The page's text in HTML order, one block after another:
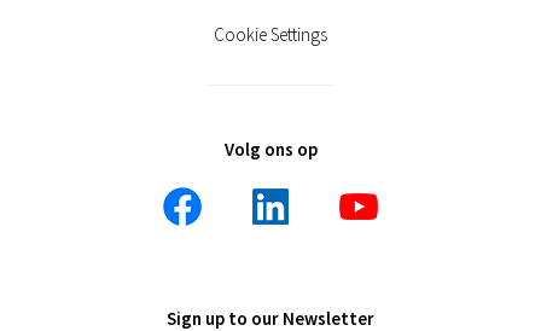
Cookie Settings
Volg ons op
Sign up to our Newsletter